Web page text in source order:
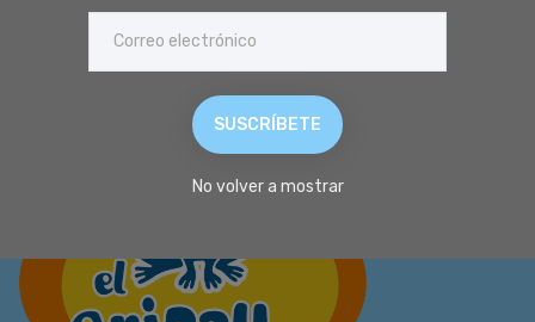
SUSCRÍBETE
No volver a mostrar